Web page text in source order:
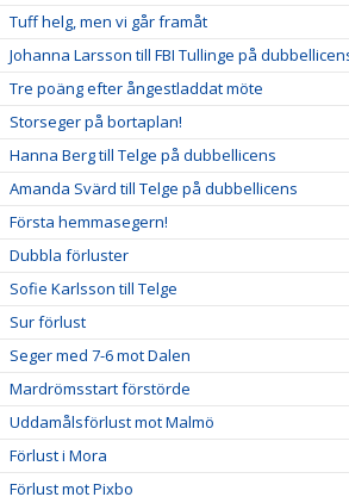
Tuff helg, men vi går framåt
Johanna Larsson till FBI Tullinge på
Tre poäng efter ångestladdat möte
Storseger på bortaplan!
Hanna Berg till Telge på dubbellicens
Amanda Svärd till Telge på dubbellicens
Första hemmasegern!
Dubbla förluster
Sofie Karlsson till Telge
Sur förlust
Seger med 7-6 mot Dalen
Mardrömsstart förstörde
Uddamålsförlust mot Malmö
Förlust i Mora
Förlust mot Pixbo